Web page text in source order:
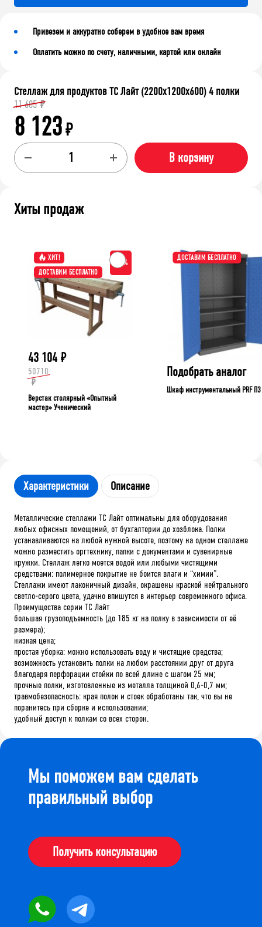
Привезем и аккуратно соберем в удобное вам время
Оплатить можно по счету, наличными, картой или онлайн
Стеллаж для продуктов ТС Лайт (2200x1200x600) 4 полки
11 605 ₽
8 123₽
В корзину
Хиты продаж
ХИТ!
ДОСТАВИМ БЕСПЛАТНО
-15%
43 104 ₽
50710
₽
Верстак столярный «Опытный
мастер» Ученический
ДОСТАВИМ БЕСПЛАТНО
Подобрать аналог
Шкаф инструментальный PRF П3
Характеристики Описание
Металлические стеллажи ТС Лайт оптимальны для оборудования
любых офисных помещений, от бухгалтерии до хозблока. Полки
устанавливаются на любой нужной высоте, поэтому на одном стеллаже
можно разместить оргтехнику, папки с документами и сувенирные
кружки. Стеллаж легко моется водой или любыми чистящими
средствами: полимерное покрытие не боится влаги и “химии”.
Стеллажи имеют лаконичный дизайн, окрашены краской нейтрального
светло-серого цвета, удачно впишутся в интерьер современного офиса.
Преимущества серии ТС Лайт
большая грузоподъемность (до 185 кг на полку в зависимости от её
размера);
низкая цена;
простая уборка: можно использовать воду и чистящие средства;
возможность установить полки на любом расстоянии друг от друга
благодаря перфорации стойки по всей длине с шагом 25 мм;
прочные полки, изготовленные из металла толщиной 0,6-0,7 мм;
травмобезопасность: края полок и стоек обработаны так, что вы не
поранитесь при сборке и использовании;
удобный доступ к полкам со всех сторон.
Мы поможем вам сделать
правильный выбор
Получить консультацию